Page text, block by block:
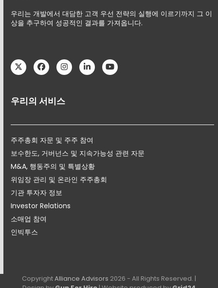
우리는 개발에서 대담한 고객 우선 전략의 실행에 이르기까지 그 이
상을 추구하여 성공적인 결과를 가져옵니다.
TwitterFacebookInstagram
LinkedInYouTube
우리의 서비스
주주총회 자문 및 주주 참여
보수한도, 거버넌스 및 지속가능성 관련 자문
M&A, 행동주의 및 특별상황
위임장 관리 및 온라인 주주총회
기관 투자자 정보
Investor Relations
소매업 참여
인빅투스
CopyrightAlliance Advisors 2026 - All Rights Reserved. |